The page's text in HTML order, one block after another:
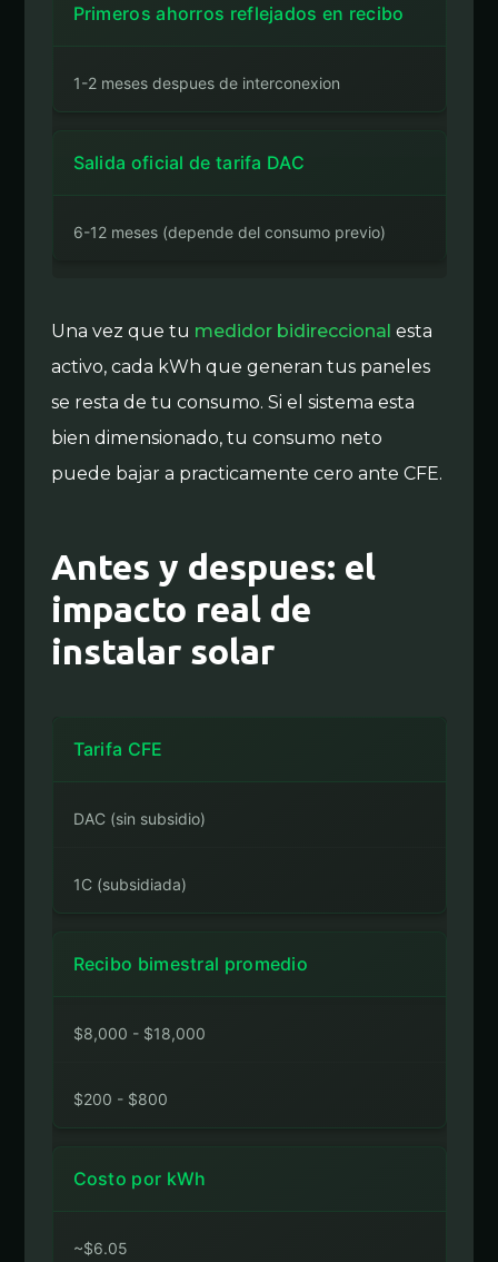
Primeros ahorros reflejados en recibo
1-2 meses despues de interconexion
Salida oficial de tarifa DAC
6-12 meses (depende del consumo previo)
Una vez que tu medidor bidireccional esta
activo, cada kWh que generan tus paneles
se resta de tu consumo. Si el sistema esta
bien dimensionado, tu consumo neto
puede bajar a practicamente cero ante CFE.
Antes y despues: el
impacto real de
instalar solar
Tarifa CFE
DAC (sin subsidio)
1C (subsidiada)
Recibo bimestral promedio
$8,000 - $18,000
$200 - $800
Costo por kWh
~$6.05